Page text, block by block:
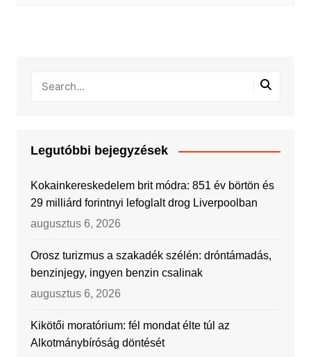
Legutóbbi bejegyzések
Kokainkereskedelem brit módra: 851 év börtön és
29 milliárd forintnyi lefoglalt drog Liverpoolban
augusztus 6, 2026
Orosz turizmus a szakadék szélén: dróntámadás,
benzinjegy, ingyen benzin csalinak
augusztus 6, 2026
Kikötői moratórium: fél mondat élte túl az
Alkotmánybíróság döntését